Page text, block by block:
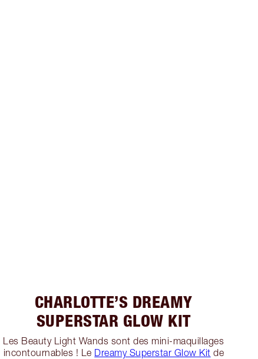
CHARLOTTE’S DREAMY
SUPERSTAR GLOW KIT
Les Beauty Light Wands sont des mini-maquillages
incontournables ! Le Dreamy Superstar Glow Kit de